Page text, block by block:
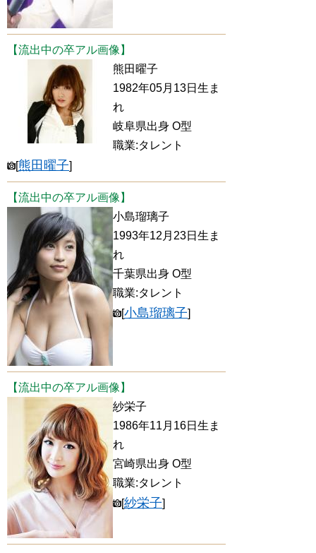
【流出中の卒アル画像】
熊田曜子
1982年05月13日生ま
れ
岐阜県出身 O型
職業:タレント
[熊田曜子]
【流出中の卒アル画像】
小島瑠璃子
1993年12月23日生ま
れ
千葉県出身 O型
職業:タレント
[小島瑠璃子]
【流出中の卒アル画像】
紗栄子
1986年11月16日生ま
れ
宮崎県出身 O型
職業:タレント
[紗栄子]